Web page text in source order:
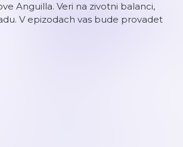
Anguilla. Veri na zivotni balanci,
V epizodach vas bude provadet